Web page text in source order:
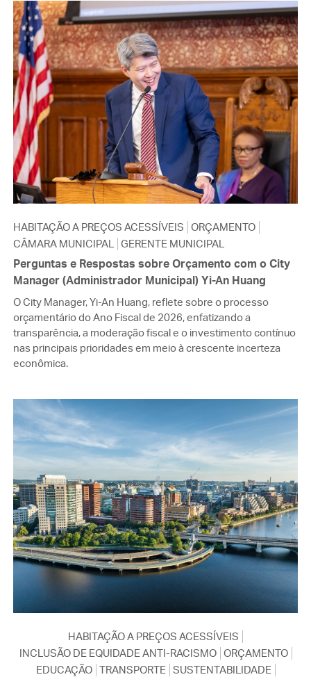
HABITAÇÃO A PREÇOS ACESSÍVEIS ORÇAMENTO
CÂMARA MUNICIPAL GERENTE MUNICIPAL
Perguntas e Respostas sobre Orçamento com o City
Manager (Administrador Municipal) Yi-An Huang
O City Manager, Yi-An Huang, reflete sobre o processo
orçamentário do Ano Fiscal de 2026, enfatizando a
transparência, a moderação fiscal e o investimento contínuo
nas principais prioridades em meio à crescente incerteza
econômica.
HABITAÇÃO A PREÇOS ACESSÍVEIS
INCLUSÃO DE EQUIDADE ANTI-RACISMO ORÇAMENTO
EDUCAÇÃO TRANSPORTE SUSTENTABILIDADE